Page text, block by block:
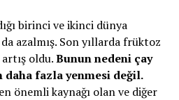
birinci ve ikinci dünya
da azalmış. Son yıllarda früktoz
oldu.Bunun nedeni çay
daha fazla yenmesi değil.
önemli kaynağı olan ve diğer